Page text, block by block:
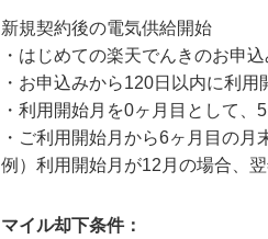
新規契約後の電気供給開始
・はじめての楽天でんきのお申込
・お申込みから120日以内に利用
・利用開始月を0ヶ月目として
・ご利用開始月から6ヶ月目の
例）利用開始月が12月の場合、
マイル却下条件：